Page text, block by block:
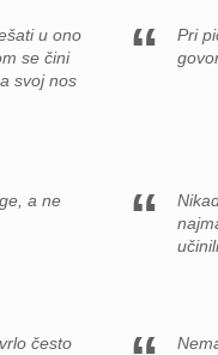
u ono
se čini
svoj nos
Pri
a ne
često